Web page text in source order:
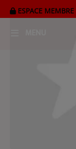
ESPACE MEMBRE